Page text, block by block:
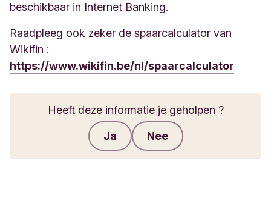
beschikbaar in Internet Banking.
Raadpleeg ook zeker de spaarcalculator van
Wikifin :
https://www.wikifin.be/nl/spaarcalculator
Heeft deze informatie je geholpen ?
Ja Nee